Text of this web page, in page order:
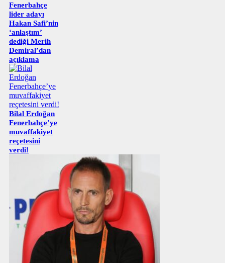
Fenerbahçe
lider adayı
Hakan Safi’nin
‘anlaştım’
dediği Merih
Demiral’dan
açıklama
Bilal Erdoğan
Fenerbahçe’ye
muvaffakiyet
reçetesini
verdi!